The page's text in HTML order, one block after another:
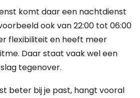
komt daar een nachtdienst
ook van 22:00 tot 06:00
flexibiliteit en heeft meer
Daar staat vaak wel een
tegenover.
beter bij je past, hangt vooral